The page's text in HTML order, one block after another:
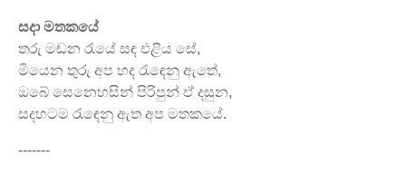
සදා මතකයේ
තරු මඬන රැයේ සඳ එළිය සේ,
මියෙන තුරු අප හද රැඳෙනු ඇතේ,
ඔබේ සෙනෙහසින් පිරිපුන් ඒ දසුන,
සදහටම රැඳෙනු ඇත අප මතකයේ.
-------